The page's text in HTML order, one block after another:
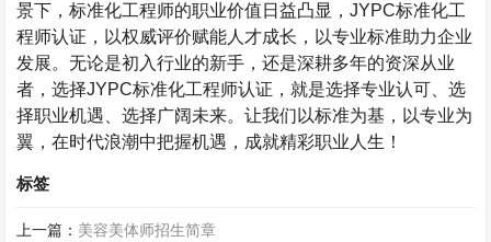
景下，标准化工程师的职业价值日益凸显，JYPC标准化工
程师认证，以权威评价赋能人才成长，以专业标准助力企业
发展。无论是初入行业的新手，还是深耕多年的资深从业
者，选择JYPC标准化工程师认证，就是选择专业认可、选
择职业机遇、选择广阔未来。让我们以标准为基，以专业为
翼，在时代浪潮中把握机遇，成就精彩职业人生！
标签
上一篇： 美容美体师招生简章